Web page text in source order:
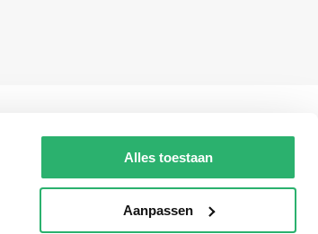
Alles toestaan
Aanpassen